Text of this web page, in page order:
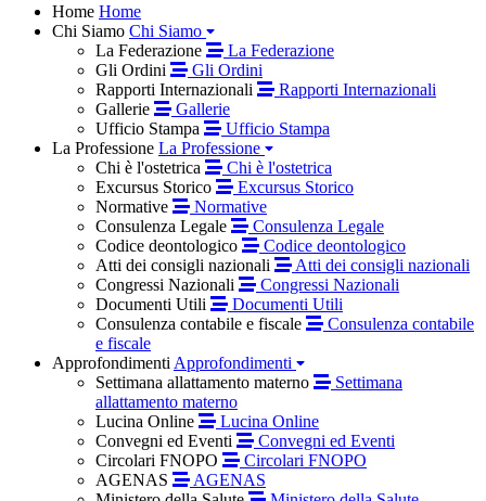
Home Home
Chi Siamo Chi Siamo
La Federazione
La Federazione
Gli Ordini
Gli Ordini
Rapporti Internazionali
Rapporti Internazionali
Gallerie
Gallerie
Ufficio Stampa
Ufficio Stampa
La Professione La Professione
Chi è l'ostetrica
Chi è l'ostetrica
Excursus Storico
Excursus Storico
Normative
Normative
Consulenza Legale
Consulenza Legale
Codice deontologico
Codice deontologico
Atti dei consigli nazionali
Atti dei consigli nazionali
Congressi Nazionali
Congressi Nazionali
Documenti Utili
Documenti Utili
Consulenza contabile e fiscale
Consulenza contabile
e fiscale
Approfondimenti Approfondimenti
Settimana allattamento materno
Settimana
allattamento materno
Lucina Online
Lucina Online
Convegni ed Eventi
Convegni ed Eventi
Circolari FNOPO
Circolari FNOPO
AGENAS
AGENAS